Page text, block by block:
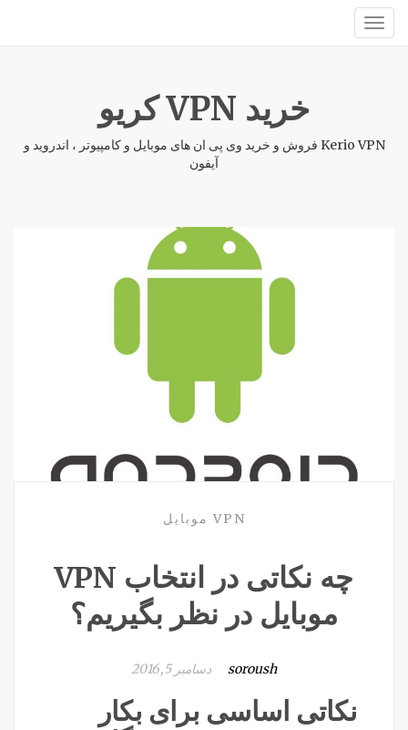
خرید VPN کریو
Kerio VPN فروش و خرید وی پی ان های موبایل و کامپیوتر ، اندروید و
آیفون
VPN موبایل
چه نکاتی در انتخاب VPN
موبایل در نظر بگیریم؟
soroush دسامبر 5, 2016
نکاتی اساسی برای بکار